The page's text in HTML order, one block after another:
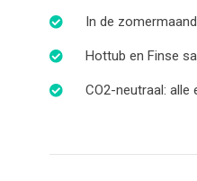
In de
Hottub en Finse
CO2-neutraal: